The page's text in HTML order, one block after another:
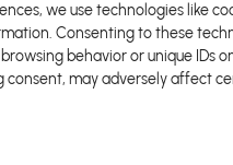
we use technologies like
Consenting to these
behavior or unique IDs
may adversely affect
Español